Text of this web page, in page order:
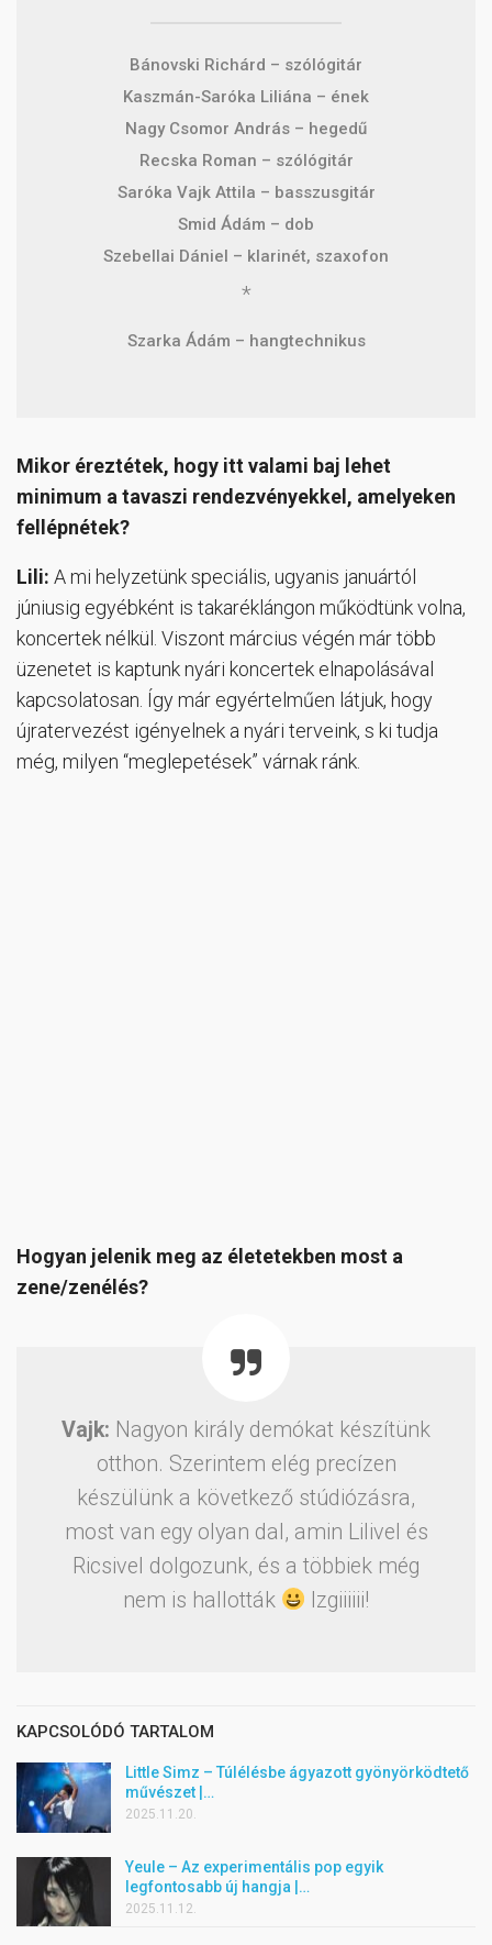
Bánovski Richárd – szólógitár
Kaszmán-Saróka Liliána – ének
Nagy Csomor András – hegedű
Recska Roman – szólógitár
Saróka Vajk Attila – basszusgitár
Smid Ádám – dob
Szebellai Dániel – klarinét, szaxofon
*
Szarka Ádám – hangtechnikus
Mikor éreztétek, hogy itt valami baj lehet
minimum a tavaszi rendezvényekkel, amelyeken
fellépnétek?
Lili: A mi helyzetünk speciális, ugyanis januártól
júniusig egyébként is takaréklángon működtünk volna,
koncertek nélkül. Viszont március végén már több
üzenetet is kaptunk nyári koncertek elnapolásával
kapcsolatosan. Így már egyértelműen látjuk, hogy
újratervezést igényelnek a nyári terveink, s ki tudja
még, milyen “meglepetések” várnak ránk.
Hogyan jelenik meg az életetekben most a
zene/zenélés?
Vajk: Nagyon király demókat készítünk
otthon. Szerintem elég precízen
készülünk a következő stúdiózásra,
most van egy olyan dal, amin Lilivel és
Ricsivel dolgozunk, és a többiek még
nem is hallották
Izgiiiiii!
KAPCSOLÓDÓ TARTALOM
Little Simz – Túlélésbe ágyazott gyönyörködtető
művészet |…
2025.11.20.
Yeule – Az experimentális pop egyik
legfontosabb új hangja |…
2025.11.12.